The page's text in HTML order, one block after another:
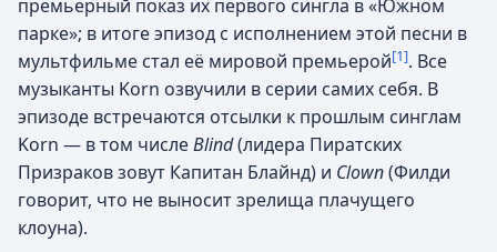
премьерный показ их первого сингла в «Южном
парке»; в итоге эпизод с исполнением этой песни в
мультфильме стал её мировой премьерой[1]. Все
музыканты Korn озвучили в серии самих себя. В
эпизоде встречаются отсылки к прошлым синглам
Korn — в том числеBlind(лидера Пиратских
Призраков зовут Капитан Блайнд) и Clown(Филди
говорит, что не выносит зрелища плачущего
клоуна).